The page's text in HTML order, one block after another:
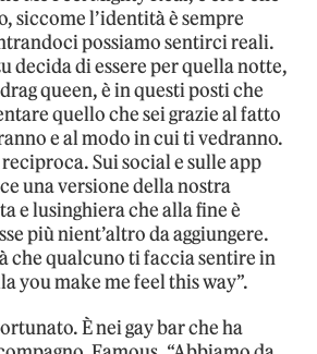
siccome l’identità è sempre
possiamo sentirci reali.
decida di essere per quella notte,
queen, è in questi posti che
quello che sei grazie al fatto
e al modo in cui ti vedranno.
Sui social e sulle app
una versione della nostra
e lusinghiera che alla fine è
più nient’altro da aggiungere.
che qualcuno ti faccia sentire in
you make me feel this way”.
È nei gay bar che ha